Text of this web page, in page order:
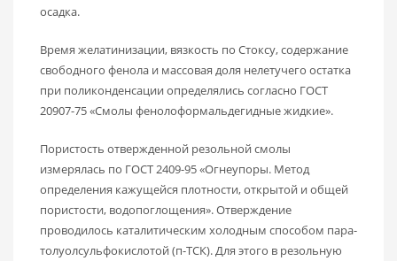
осадка.
Время желатинизации, вязкость по Стоксу, содержание
свободного фенола и массовая доля нелетучего остатка
при поликонденсации определялись согласно ГОСТ
20907-75 «Смолы фенолоформальдегидные жидкие».
Пористость отвержденной резольной смолы
измерялась по ГОСТ 2409-95 «Огнеупоры. Метод
определения кажущейся плотности, открытой и общей
пористости, водопоглощения». Отверждение
проводилось каталитическим холодным способом пара-
толуолсульфокислотой (п-ТСК). Для этого в резольную